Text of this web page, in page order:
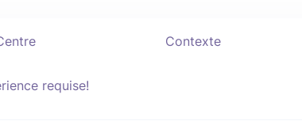
requise!
Contexte